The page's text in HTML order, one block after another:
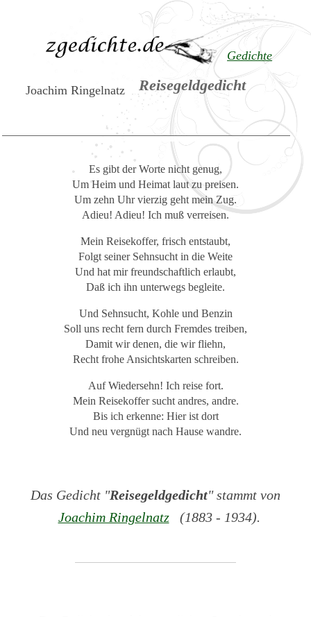
Gedichte
Reisegeldgedicht
Joachim Ringelnatz
Es gibt der Worte nicht genug,
Um Heim und Heimat laut zu preisen.
Um zehn Uhr vierzig geht mein Zug.
Adieu! Adieu! Ich muß verreisen.
Mein Reisekoffer, frisch entstaubt,
Folgt seiner Sehnsucht in die Weite
Und hat mir freundschaftlich erlaubt,
Daß ich ihn unterwegs begleite.
Und Sehnsucht, Kohle und Benzin
Soll uns recht fern durch Fremdes treiben,
Damit wir denen, die wir fliehn,
Recht frohe Ansichtskarten schreiben.
Auf Wiedersehn! Ich reise fort.
Mein Reisekoffer sucht andres, andre.
Bis ich erkenne: Hier ist dort
Und neu vergnügt nach Hause wandre.
Das Gedicht "Reisegeldgedicht" stammt von
Joachim Ringelnatz(1883 - 1934).